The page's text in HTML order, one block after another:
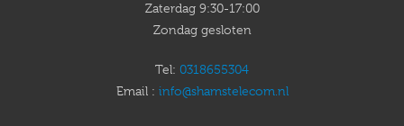
Zaterdag 9:30-17:00
Zondag gesloten
Tel: 0318655304
Email : info@shamstelecom.nl